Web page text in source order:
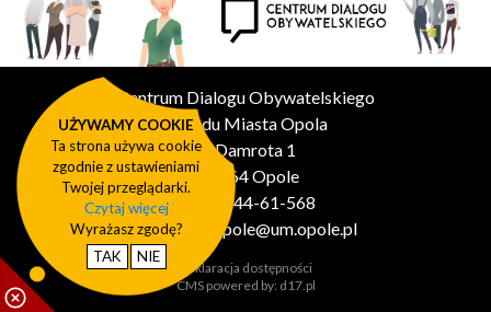
Centrum Dialogu Obywatelskiego
Urzędu Miasta Opola
ul. Damrota 1
45-064 Opole
tel.: 77-44-61-568
e-mail:
bo.opole@um.opole.pl
Deklaracja dostępności
CMS powered by: d17.pl
UŻYWAMY COOKIE
Ta strona używa cookie
zgodnie z ustawieniami
Twojej przeglądarki.
Czytaj więcej
Wyrażasz zgodę?
TAK
NIE